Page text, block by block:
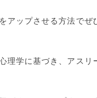
ップさせる方法でぜ
理学に基づき、アスリ